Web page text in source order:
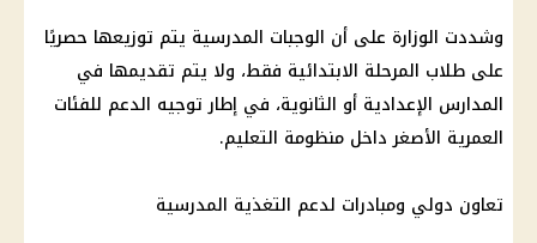
وشددت الوزارة على أن الوجبات المدرسية يتم توزيعها حصريًا
على طلاب المرحلة الابتدائية فقط، ولا يتم تقديمها في
المدارس الإعدادية أو الثانوية، في إطار توجيه الدعم للفئات
العمرية الأصغر داخل منظومة التعليم.
تعاون دولي ومبادرات لدعم التغذية المدرسية